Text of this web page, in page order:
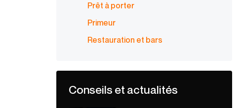
Prêt à porter
Primeur
Restauration et bars
Conseils et actualités